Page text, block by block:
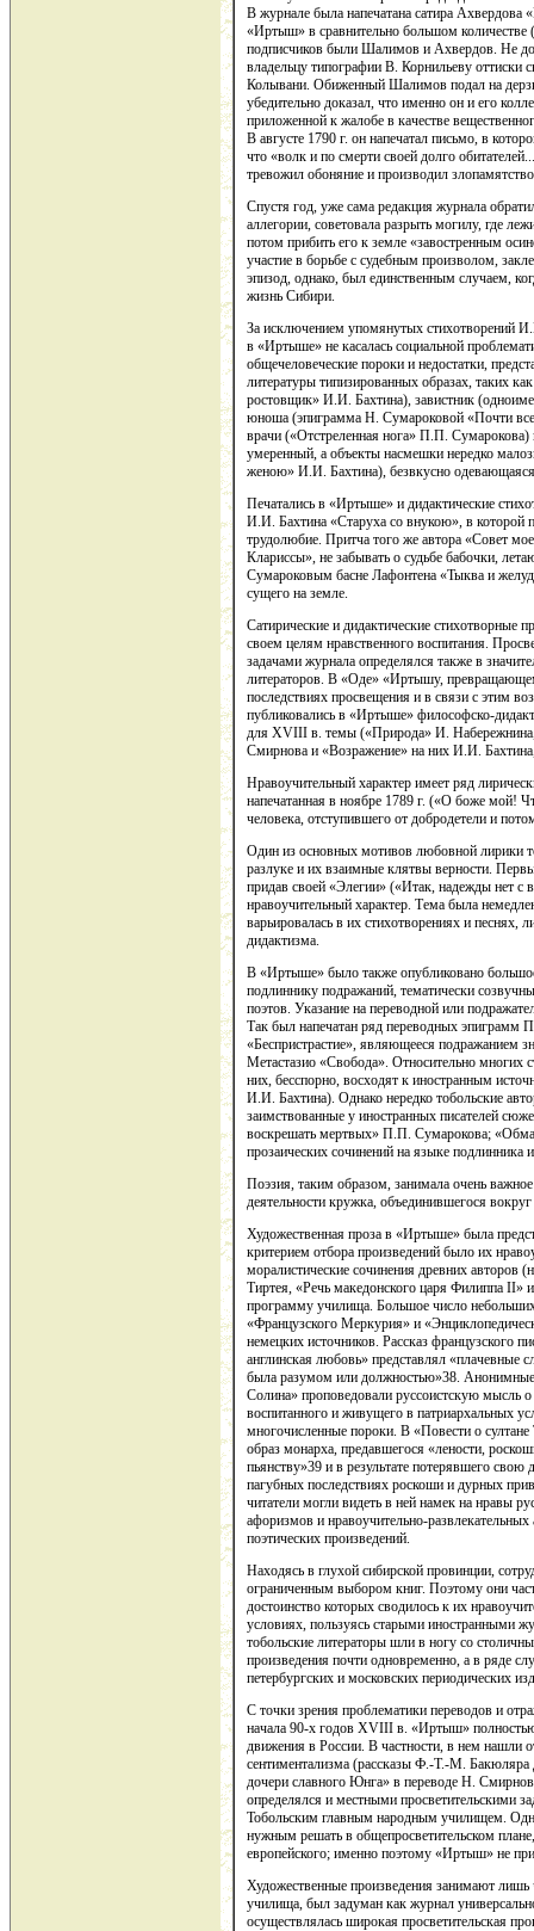
В журнале была напечатана сатира Ахвердова
«Иртыш» в сравнительно большом количестве
подписчиков были Шалимов и Ахвердов. Не
владельцу типографии В. Корнильеву оттиски
Колывани. Обиженный Шалимов подал на
убедительно доказал, что именно он и его
приложенной к жалобе в качестве
В августе 1790 г. он напечатал письмо, в
что «волк и по смерти своей долго
тревожил обоняние и производил
Спустя год, уже сама редакция журнала
аллегории, советовала разрыть могилу, где
потом прибить его к земле «завостренным
участие в борьбе с судебным произволом,
эпизод, однако, был единственным случаем,
жизнь Сибири.
За исключением упомянутых стихотворений
в «Иртыше» не касалась социальной
общечеловеческие пороки и недостатки,
литературы типизированных образах, таких
ростовщик» И.И. Бахтина), завистник
юноша (эпиграмма Н. Сумароковой «Почти все
врачи («Отстреленная нога» П.П. Сумарокова)
умеренный, а объекты насмешки нередко
женою» И.И. Бахтина), безвкусно
Печатались в «Иртыше» и дидактические
И.И. Бахтина «Старуха со внукою», в которой
трудолюбие. Притча того же автора «Совет
Клариссы», не забывать о судьбе бабочки,
Сумароковым басне Лафонтена «Тыква и
сущего на земле.
Сатирические и дидактические
своем целям нравственного воспитания.
задачами журнала определялся также в
литераторов. В «Оде» «Иртышу,
последствиях просвещения и в связи с этим
публиковались в «Иртыше» философско-
для XVIII в. темы («Природа» И.
Смирнова и «Возражение» на них И.И.
Нравоучительный характер имеет ряд
напечатанная в ноябре 1789 г. («О боже мой!
человека, отступившего от добродетели и
Один из основных мотивов любовной лирики
разлуке и их взаимные клятвы верности.
придав своей «Элегии» («Итак, надежды нет
нравоучительный характер. Тема была
варьировалась в их стихотворениях и песнях,
дидактизма.
В «Иртыше» было также опубликовано
подлиннику подражаний, тематически
поэтов. Указание на переводной или
Так был напечатан ряд переводных эпиграмм
«Беспристрастие», являющееся подражанием
Метастазио «Свобода». Относительно многих
них, бесспорно, восходят к иностранным
И.И. Бахтина). Однако нередко тобольские
заимствованные у иностранных писателей
воскрешать мертвых» П.П. Сумарокова;
прозаических сочинений на языке подлинника
Поэзия, таким образом, занимала очень
деятельности кружка, объединившегося
Художественная проза в «Иртыше» была
критерием отбора произведений было их
моралистические сочинения древних
Тиртея, «Речь македонского царя Филиппа II»
программу училища. Большое число
«Французского Меркурия» и
немецких источников. Рассказ французского
англинская любовь» представлял «плачевные
была разумом или должностью»38.
Солина» проповедовали руссоистскую мысль
воспитанного и живущего в патриархальных
многочисленные пороки. В «Повести о
образ монарха, предавшегося «лености,
пьянству»39 и в результате потерявшего
пагубных последствиях роскоши и дурных
читатели могли видеть в ней намек на нравы
афоризмов и нравоучительно-
поэтических произведений.
Находясь в глухой сибирской провинции,
ограниченным выбором книг. Поэтому они
достоинство которых сводилось к их
условиях, пользуясь старыми иностранными
тобольские литераторы шли в ногу со
произведения почти одновременно, а в ряде
петербургских и московских периодических
С точки зрения проблематики переводов и
начала 90-х годов XVIII в. «Иртыш»
движения в России. В частности, в нем нашли
сентиментализма (рассказы Ф.-Т.-М.
дочери славного Юнга» в переводе Н.
определялся и местными просветительскими
Тобольским главным народным училищем.
нужным решать в общепросветительском
европейского; именно поэтому «Иртыш» не
Художественные произведения занимают
училища, был задуман как журнал
осуществлялась широкая просветительская